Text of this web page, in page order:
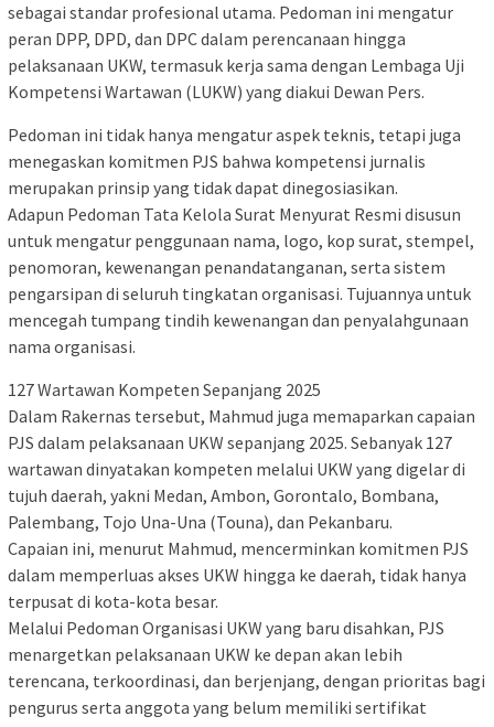
sebagai standar profesional utama. Pedoman ini mengatur
peran DPP, DPD, dan DPC dalam perencanaan hingga
pelaksanaan UKW, termasuk kerja sama dengan Lembaga Uji
Kompetensi Wartawan (LUKW) yang diakui Dewan Pers.
Pedoman ini tidak hanya mengatur aspek teknis, tetapi juga
menegaskan komitmen PJS bahwa kompetensi jurnalis
merupakan prinsip yang tidak dapat dinegosiasikan.
Adapun Pedoman Tata Kelola Surat Menyurat Resmi disusun
untuk mengatur penggunaan nama, logo, kop surat, stempel,
penomoran, kewenangan penandatanganan, serta sistem
pengarsipan di seluruh tingkatan organisasi. Tujuannya untuk
mencegah tumpang tindih kewenangan dan penyalahgunaan
nama organisasi.
127 Wartawan Kompeten Sepanjang 2025
Dalam Rakernas tersebut, Mahmud juga memaparkan capaian
PJS dalam pelaksanaan UKW sepanjang 2025. Sebanyak 127
wartawan dinyatakan kompeten melalui UKW yang digelar di
tujuh daerah, yakni Medan, Ambon, Gorontalo, Bombana,
Palembang, Tojo Una-Una (Touna), dan Pekanbaru.
Capaian ini, menurut Mahmud, mencerminkan komitmen PJS
dalam memperluas akses UKW hingga ke daerah, tidak hanya
terpusat di kota-kota besar.
Melalui Pedoman Organisasi UKW yang baru disahkan, PJS
menargetkan pelaksanaan UKW ke depan akan lebih
terencana, terkoordinasi, dan berjenjang, dengan prioritas bagi
pengurus serta anggota yang belum memiliki sertifikat